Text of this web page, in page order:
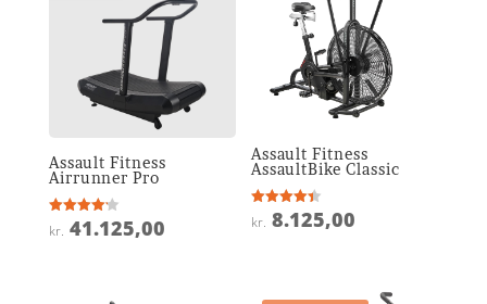
Assault Fitness
Airrunner Pro
Vurderet
4.2
kr. 41.125,00
Assault Fitness
AssaultBike Classic
Vurderet
4.4
kr. 8.125,00